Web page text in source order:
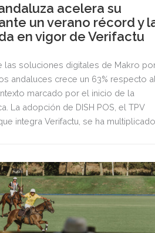
acelera su
un verano récord y
en vigor de Verifactu
las soluciones digitales de Makro
andaluces crece un 63% respecto
marcado por el inicio de la
La adopción de DISH POS, el TPV
integra Verifactu, se ha